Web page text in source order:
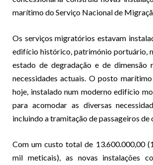
marítimo do Serviço Nacional de
Os serviços migratórios estavam
edifício histórico, património portuário,
estado de degradação e de dimensão
necessidades actuais. O posto
hoje, instalado num moderno edifício
para acomodar as diversas
incluindo a tramitação de passageiros de
Com um custo total de 13.600.000,00
mil meticais), as novas instalações